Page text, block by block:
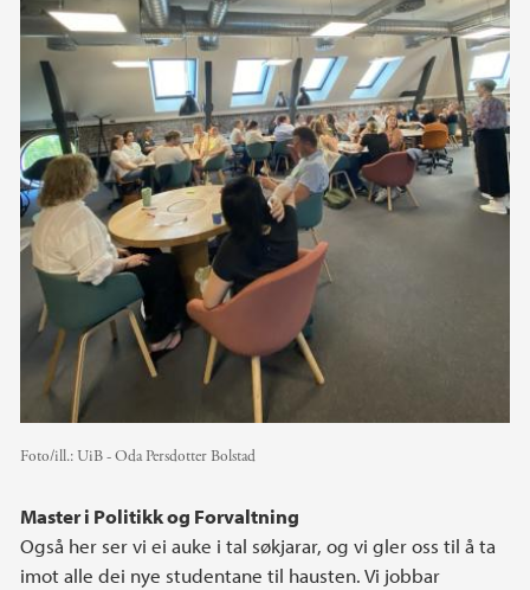
Foto/ill.:UiB - Oda Persdotter Bolstad
Master i Politikk og Forvaltning
Også her ser vi ei auke i tal søkjarar, og vi gler oss til å ta
imot alle dei nye studentane til hausten. Vi jobbar